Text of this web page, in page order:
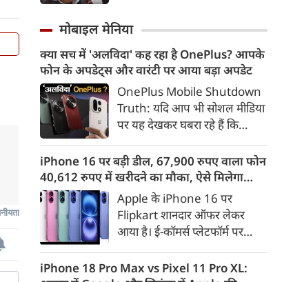
हटाने का आदेश दिया। कोर्ट ने X और
आदेश दिया है कि वे कंटेंट किसने
अपलोड किए थे।
मोबाइल मेनिया
क्या सच में 'अलविदा' कह रहा है OnePlus? आपके
फोन के अपडेट्स और वारंटी पर आया बड़ा अपडेट
OnePlus Mobile Shutdown
Truth: यदि आप भी सोशल मीडिया
पर यह देखकर घबरा रहे हैं कि
तो थोड़ा ठहरिए! टेक वर्ल्ड में किसी
समय 'फ्लैगशिप किलर' के नाम से
मशहूर इस ब्रांड को लेकर इंटरनेट पर
लगातार कयासबाजी का दौर जारी है।
iPhone 16 पर बड़ी डील, 67,900 रुपए वाला फोन
40,612 रुपए में खरीदने का मौका, ऐसे मिलेगा
डिस्काउंट
Apple के iPhone 16 पर
Flipkart शानदार ऑफर लेकर
आया है। ई-कॉमर्स प्लेटफॉर्म पर
कीमत सीधे डिस्काउंट के बाद
iPhone 18 Pro Max vs Pixel 11 Pro XL: